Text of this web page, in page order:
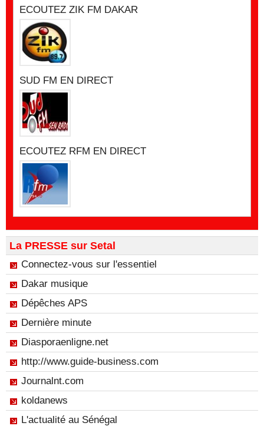
ECOUTEZ ZIK FM DAKAR
SUD FM EN DIRECT
ECOUTEZ RFM EN DIRECT
La PRESSE sur Setal
Connectez-vous sur l'essentiel
Dakar musique
Dépêches APS
Dernière minute
Diasporaenligne.net
http://www.guide-business.com
Journalnt.com
koldanews
L'actualité au Sénégal